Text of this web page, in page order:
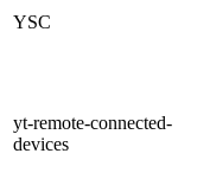
YSC
yt-remote-connected-
devices